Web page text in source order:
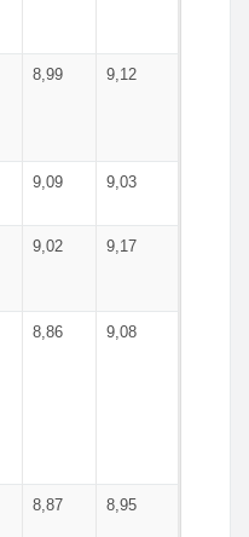
8,99 9,12
9,09 9,03
9,02 9,17
8,86 9,08
8,87 8,95